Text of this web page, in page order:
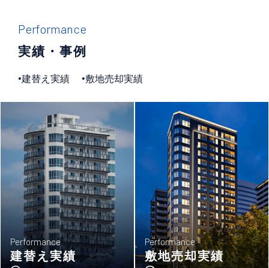
Performance
実績・事例
建替え実績 敷地売却実績
Performance
建替え実績
Performance
敷地売却実績